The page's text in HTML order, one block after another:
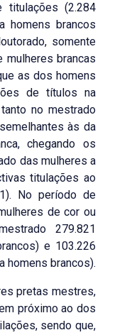
titulações (2.284
homens brancos
somente
brancas
as dos homens
de títulos na
no mestrado
às da
chegando os
das mulheres a
titulações ao
No período de
de cor ou
279.821
e 103.226
homens brancos).
pretas mestres,
próximo ao dos
sendo que,